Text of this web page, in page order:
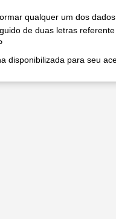
qualquer um dos
de duas letras
disponibilizada para seu